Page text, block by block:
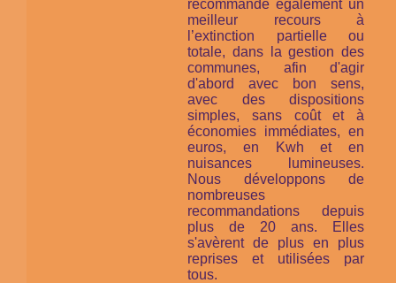
recommande également un
meilleur recours à
l’extinction partielle ou
totale, dans la gestion des
communes, afin d'agir
d'abord avec bon sens,
avec des dispositions
simples, sans coût et à
économies immédiates, en
euros, en Kwh et en
nuisances lumineuses.
Nous développons de
nombreuses
recommandations depuis
plus de 20 ans. Elles
s'avèrent de plus en plus
reprises et utilisées par
tous.